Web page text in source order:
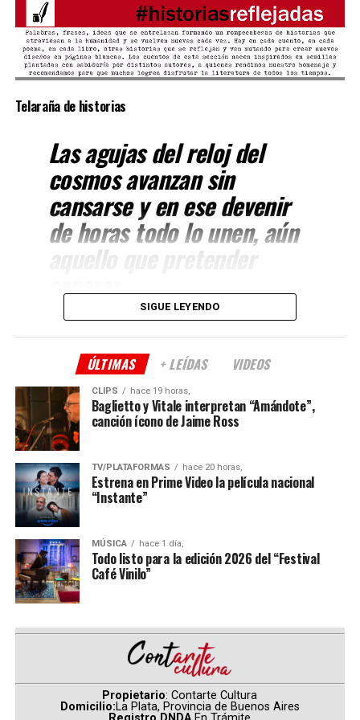
historia de amor entre cicatrices y secretos, donde las
personas más rotas pueden iluminar la vida del otro.
Romance contemporáneo que convierte heridas en luz.
Perfecto deseo
Telaraña de historias
Las agujas del reloj del
cosmos avanzan sin
cansarse y en ese devenir
de horas todo lo unen, aún
aquello que pretender
separar.
Cada cosa sucede en el
momento exacto, en la
sabiduría del tiempo que
siempre repara. De repente
lo malo se convierte en
bueno y aquello que se
encuentra perdido, es de
pronto un encuentro
sublime.
Huecos de dolor
transformados en caricias,
guerras sin sentido que
resignifican a muchos,
hambre que es cosecha,
SIGUE LEYENDO
ÚLTIMAS + LEÍDAS VIDEOS
CLIPS hace 19 horas,
Baglietto y Vitale interpretan “Amándote”,
canción ícono de Jaime Ross
TV/PLATAFORMAS hace 20 horas,
Estrena en Prime Video la película nacional
“Instante”
MÚSICA hace 1 día,
Todo listo para la edición 2026 del “Festival
Café Vinilo”
Propietario: Contarte Cultura
Domicilio:La Plata, Provincia de Buenos Aires